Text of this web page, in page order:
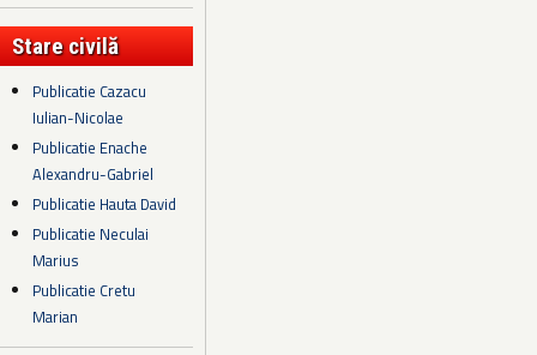
Stare civilă
Publicatie Cazacu
Iulian-Nicolae
Publicatie Enache
Alexandru-Gabriel
Publicatie Hauta David
Publicatie Neculai
Marius
Publicatie Cretu
Marian